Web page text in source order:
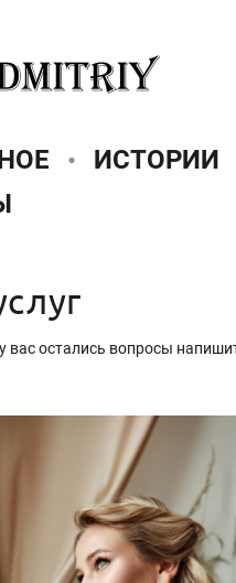
ИСТОРИИ
вас остались вопросы